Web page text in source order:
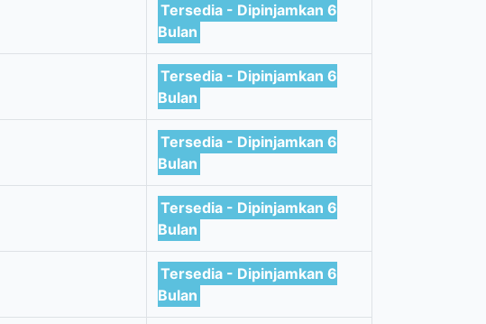
Tersedia - Dipinjamkan 6
Bulan
Tersedia - Dipinjamkan 6
Bulan
Tersedia - Dipinjamkan 6
Bulan
Tersedia - Dipinjamkan 6
Bulan
Tersedia - Dipinjamkan 6
Bulan